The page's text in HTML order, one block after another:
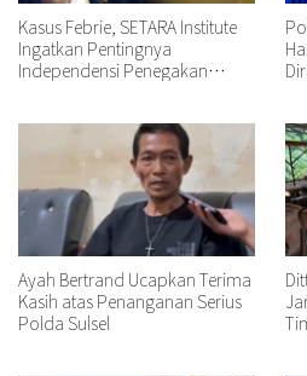
Kasus Febrie, SETARA Institute
Ingatkan Pentingnya
Independensi Penegakan
Ayah Bertrand Ucapkan Terima
Kasih atas Penanganan Serius
Polda Sulsel